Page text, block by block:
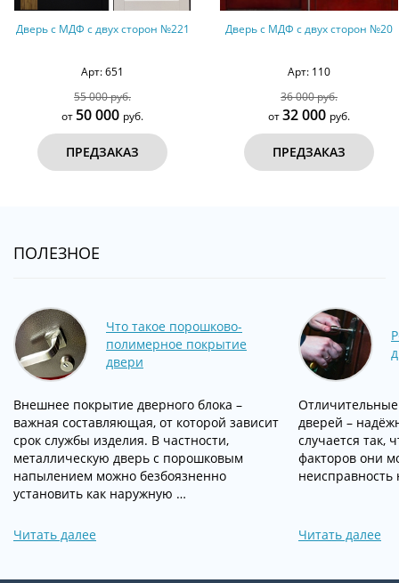
Дверь с МДФ с двух сторон №221
Арт: 651
55 000 руб.
от 50 000 руб.
ПРЕДЗАКАЗ
Дверь с МДФ с двух сторон №20
Арт: 110
36 000 руб.
от32 000 руб.
ПРЕДЗАКАЗ
ПОЛЕЗНОЕ
Что такое порошково-
полимерное покрытие
двери
Внешнее покрытие дверного блока –
важная составляющая, от которой зависит
срок службы изделия. В частности,
металлическую дверь с порошковым
напылением можно безбоязненно
установить как наружную …
Читать далее
дверей –
случается так,
факторов они
Читать далее